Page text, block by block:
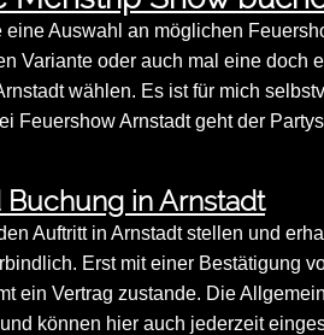
Auswahl an möglichen
Variante oder auch mal eine doch
wählen. Es ist für mich
Feuershow Arnstadt geht der
Buchung in Arnstadt
Auftritt in Arnstadt stellen und
Erst mit einer Bestätigung
ein Vertrag zustande. Die
können hier auch jederzeit